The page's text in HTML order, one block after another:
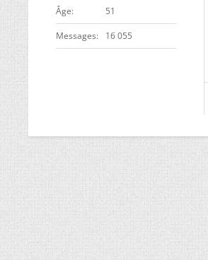
ge 51
Messages 16 055